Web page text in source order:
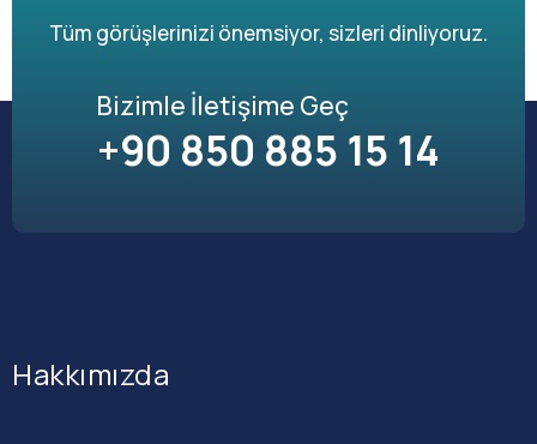
Tüm görüşlerinizi önemsiyor, sizleri dinliyoruz.
Bizimle İletişime Geç
+90 850 885 15 14
Hakkımızda